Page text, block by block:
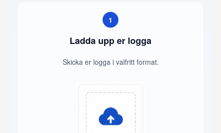
1
Ladda upp er logga
Skicka er logga i valfritt format.